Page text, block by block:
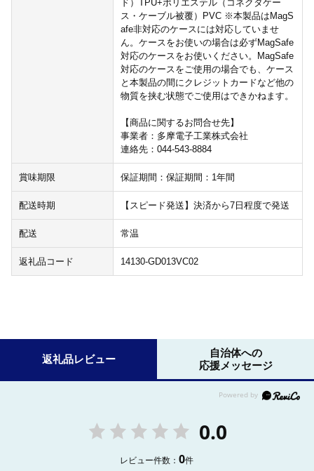
ド）TPU+ポリエステル（コネクタケー
ス・ケーブル被覆）PVC ※本製品はMagS
afe非対応のケースには対応していませ
ん。ケースをお使いの場合は必ずMagSafe
対応のケースをお使いください。MagSafe
対応のケースをご使用の場合でも、ケース
と本製品の間にクレジットカードなど他の
物質を挟む状態でご使用はできかねます。
【商品に関するお問合せ先】
事業者：多摩電子工業株式会社
連絡先：044-543-8884
賞味期限 保証期間：保証期間：1年間
配送時期 【スピード発送】決済から7日程度で発送
配送 常温
返礼品コード 14130-GD013VC02
返礼品レビュー
自治体への
応援メッセージ
0.0
レビュー件数：0件